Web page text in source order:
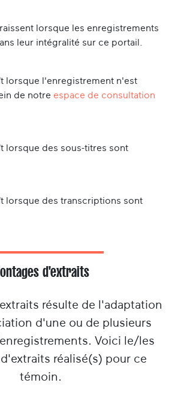
lorsque les enregistrements
leur intégralité sur ce portail.
lorsque l'enregistrement n'est
de notre espace de consultation
lorsque des sous-titres sont
lorsque des transcriptions sont
d'extraits
résulte de l'adaptation
d'une ou de plusieurs
Voici le/les
réalisé(s) pour ce
témoin.